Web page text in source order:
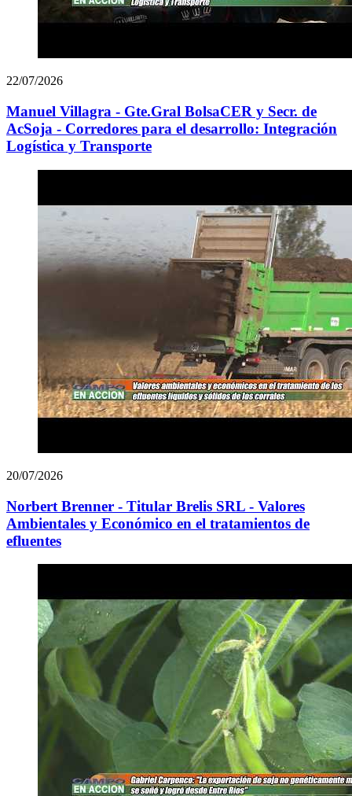
22/07/2026
Manuel Villagra - Gte.Gral BolsaCER y Secr. de
AcSoja - Corredores para el desarrollo: Integración
Logística y Transporte
20/07/2026
Norbert Brenner - Titular Brelis SRL - Valores
Ambientales y Económico en el tratamientos de
efluentes